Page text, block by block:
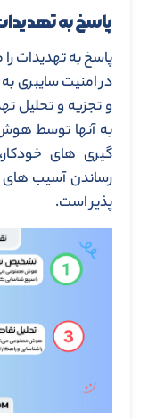
پاسخ به
پاسخ به تهدیدات
در امنیت سایبری
و تجزیه و تحلیل
به آنها توسط
گیری های
رساندن آسیب
پذیر است.